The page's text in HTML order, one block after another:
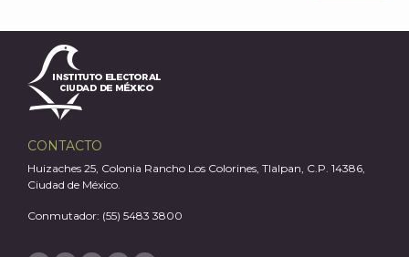
CONTACTO
Huizaches 25, Colonia Rancho Los Colorines, Tlalpan, C.P. 14386,
Ciudad de México.
Conmutador: (55) 5483 3800